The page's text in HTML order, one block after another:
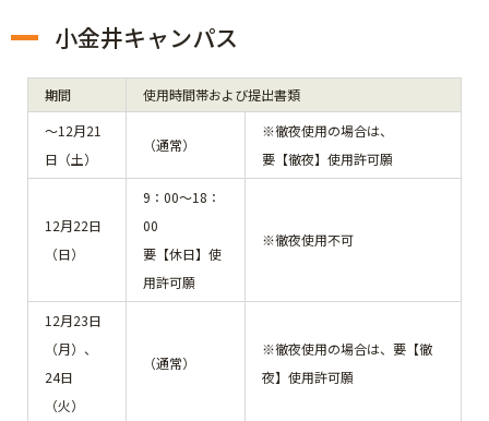
小金井キャンパス
期間
使用時間帯および提出書類
～12月21
日（土）
（通常）
※徹夜使用の場合は、
要【徹夜】使用許可願
12月22日
（日）
9：00～18：
00
要【休日】使
用許可願
※徹夜使用不可
12月23日
（月）、
24日
（火）
（通常）
※徹夜使用の場合は、要【徹
夜】使用許可願